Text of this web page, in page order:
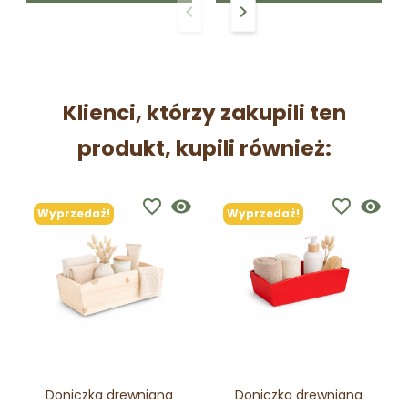
Poprzedni
keyboard_arrow_left Następny
keyboard_arrow_right
Klienci, którzy zakupili ten
produkt, kupili również:
Wyprzedaż! visibility
favorite_border
Doniczka drewniana
Wyprzedaż! visibility
favorite_border
Doniczka drewniana